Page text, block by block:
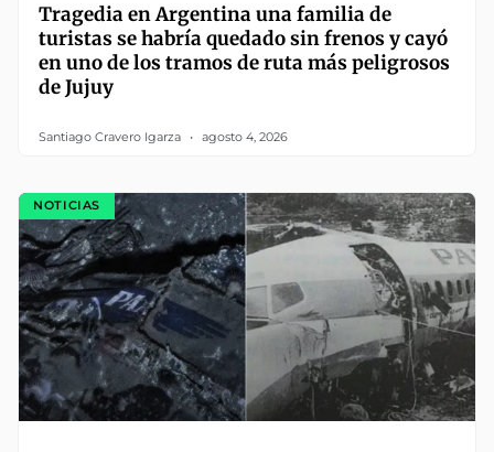
Tragedia en Argentina una familia de
turistas se habría quedado sin frenos y cayó
en uno de los tramos de ruta más peligrosos
de Jujuy
Santiago Cravero Igarza agosto 4, 2026
NOTICIAS